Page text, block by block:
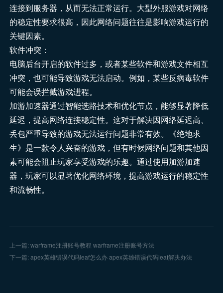
连接到服务器，从而无法正常运行。大型外服游戏对网络
的稳定性要求很高，因此网络问题往往是影响游戏运行的
关键因素。
软件冲突：
电脑后台开启的软件过多，或者某些软件和游戏文件相互
冲突，也可能导致游戏无法启动。例如，某些反病毒软件
可能会误拦截游戏进程。
加游加速器通过智能选路技术和优化节点，能够显著降低
延迟，提高网络连接稳定性。这对于解决因网络延迟高、
丢包严重导致的游戏无法运行问题非常有效。《绝地求
生》是一款令人兴奋的游戏，但有时候网络问题和其他因
素可能会阻止玩家享受游戏的乐趣。通过使用加游加速
器，玩家可以显著优化网络环境，提高游戏运行的稳定性
和流畅性。
上一篇: warframe注册账号教程 warframe注册账号方法
下一篇: apex英雄错误代码leaf怎么办 apex英雄错误代码leaf解决办法